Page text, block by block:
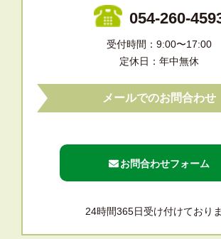
054-260-
受付時間：9:00〜17:00
定休日：年中無休
メールでのお問合わせ
お問合わせフォーム
24時間365日受け付けており